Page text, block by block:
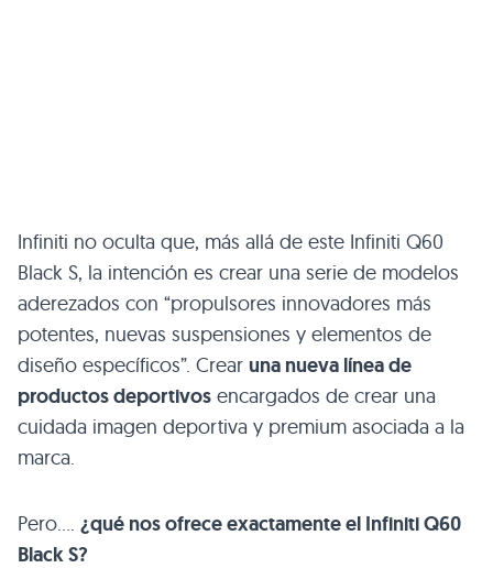
Infiniti no oculta que, más allá de este Infiniti Q60
Black S, la intención es crear una serie de modelos
aderezados con “propulsores innovadores más
potentes, nuevas suspensiones y elementos de
diseño específicos”. Crear una nueva línea de
productos deportivos encargados de crear una
cuidada imagen deportiva y premium asociada a la
marca.
Pero…. ¿qué nos ofrece exactamente el Infiniti Q60
Black S?